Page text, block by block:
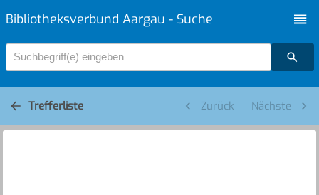
Bibliotheksverbund Aargau - Suche
Suchbegriff(e) eingeben
Trefferliste Zurück Nächste